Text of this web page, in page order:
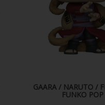
GAARA / NARUTO /
FUNKO POP